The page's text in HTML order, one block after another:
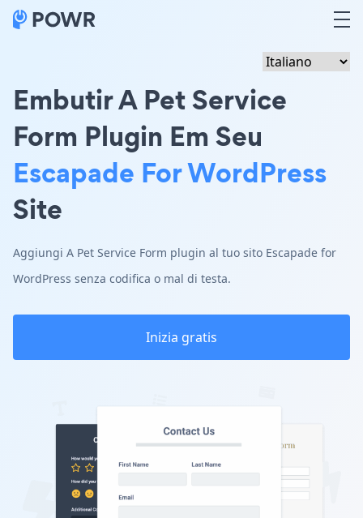
Embutir A Pet Service
Form Plugin Em Seu
Escapade For WordPress
Site
Aggiungi A Pet Service Form plugin al tuo sito Escapade for
WordPress senza codifica o mal di testa.
Inizia gratis